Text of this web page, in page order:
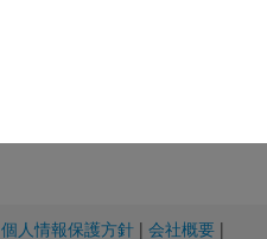
個人情報保護方針 | 会社概要 |